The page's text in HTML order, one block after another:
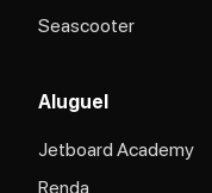
Seascooter
Aluguel
Jetboard Academy
Renda